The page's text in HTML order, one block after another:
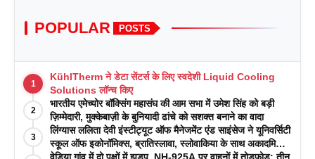
POPULAR POSTS
1
KühlTherm ने डेटा सेंटर्स के लिए स्वदेशी Liquid Cooling
Solutions लॉन्च किए
2
भारतीय एमेच्योर बॉक्सिंग महासंघ की आम सभा में उमेश सिंह को बड़ी
ज़िम्मेदारी, मुक्केबाज़ी के बुनियादी ढांचे को सशक्त बनाने का वादा
3
लिंग्यास ललिता देवी इंस्टीट्यूट ऑफ मैनेजमेंट एंड साइंसेज ने यूनिवर्सिटी
स्कूल ऑफ इकोनॉमिक्स, ब्रातिस्लावा, स्लोवाकिया के साथ अकादमिक